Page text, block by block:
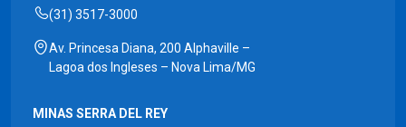
(31) 3517-3000
Av. Princesa Diana, 200 Alphaville –
Lagoa dos Ingleses – Nova Lima/MG
MINAS SERRA DEL REY